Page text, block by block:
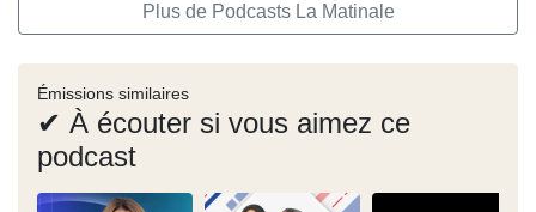
Plus de Podcasts La Matinale
Émissions similaires
✔ À écouter si vous aimez ce
podcast